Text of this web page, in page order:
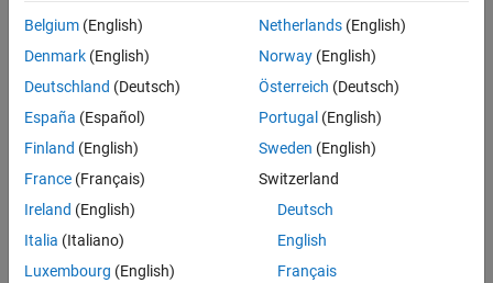
Señal de vibración analizada en MATLAB con descomposición empírica en
Belgium (English)
Denmark (English)
Deutschland (Deutsch)
España (Español)
Finland (English)
France (Français)
Ireland (English)
Italia (Italiano)
Luxembourg (English)
Netherlands(English)
Norway(English)
Österreich (Deutsch)
Portugal (English)
Sweden (English)
Switzerland
Deutsch
English
Français